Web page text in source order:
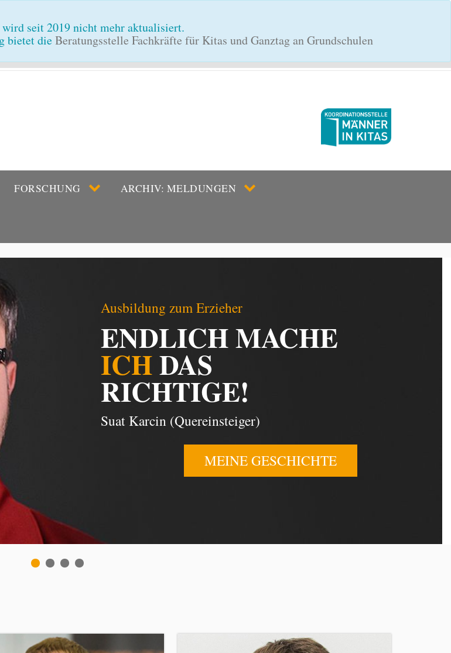
seit 2019 nicht mehr aktualisiert.
bietet dieBeratungsstelle Fachkräfte für Kitas und Ganztag an Grundschulen
FORSCHUNG ARCHIV: MELDUNGEN
Ausbildung zum Erzieher
ENDLICH MACHE
ICHDAS
RICHTIGE!
Suat Karcin (Quereinsteiger)
MEINE GESCHICHTE